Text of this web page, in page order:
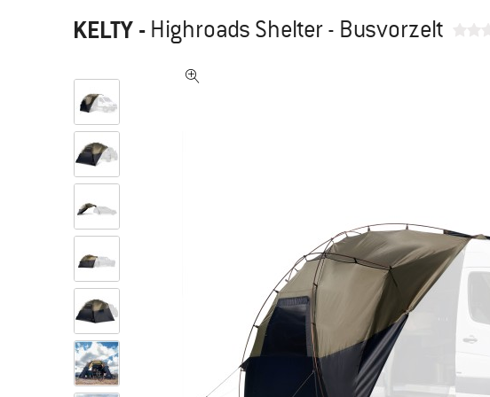
KELTY - Highroads Shelter - Busvorzelt